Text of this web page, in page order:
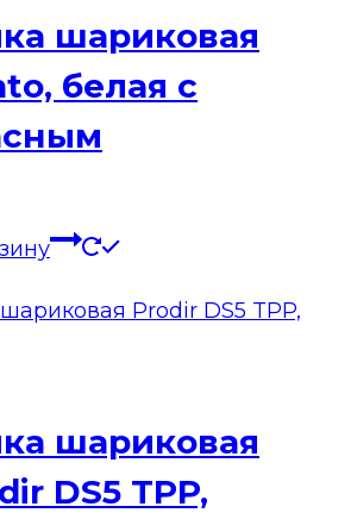
шариковая
белая с
шариковая
DS5 TPP,